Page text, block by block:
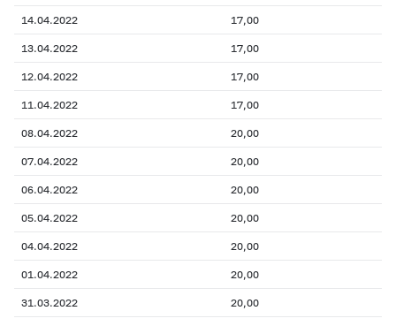
14.04.2022 17,00
13.04.2022 17,00
12.04.2022 17,00
11.04.2022 17,00
08.04.2022 20,00
07.04.2022 20,00
06.04.2022 20,00
05.04.2022 20,00
04.04.2022 20,00
01.04.2022 20,00
31.03.2022 20,00